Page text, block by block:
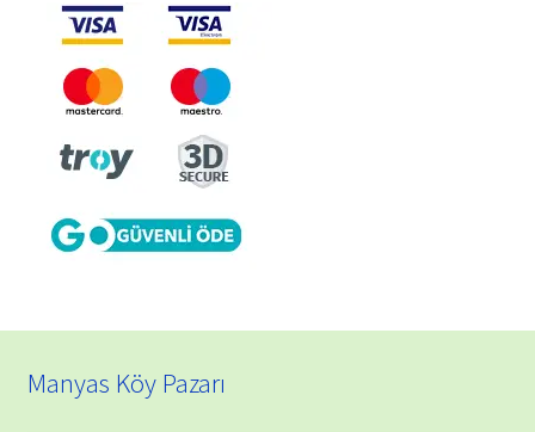
₺ 500,00
Manyas Köy Pazarı